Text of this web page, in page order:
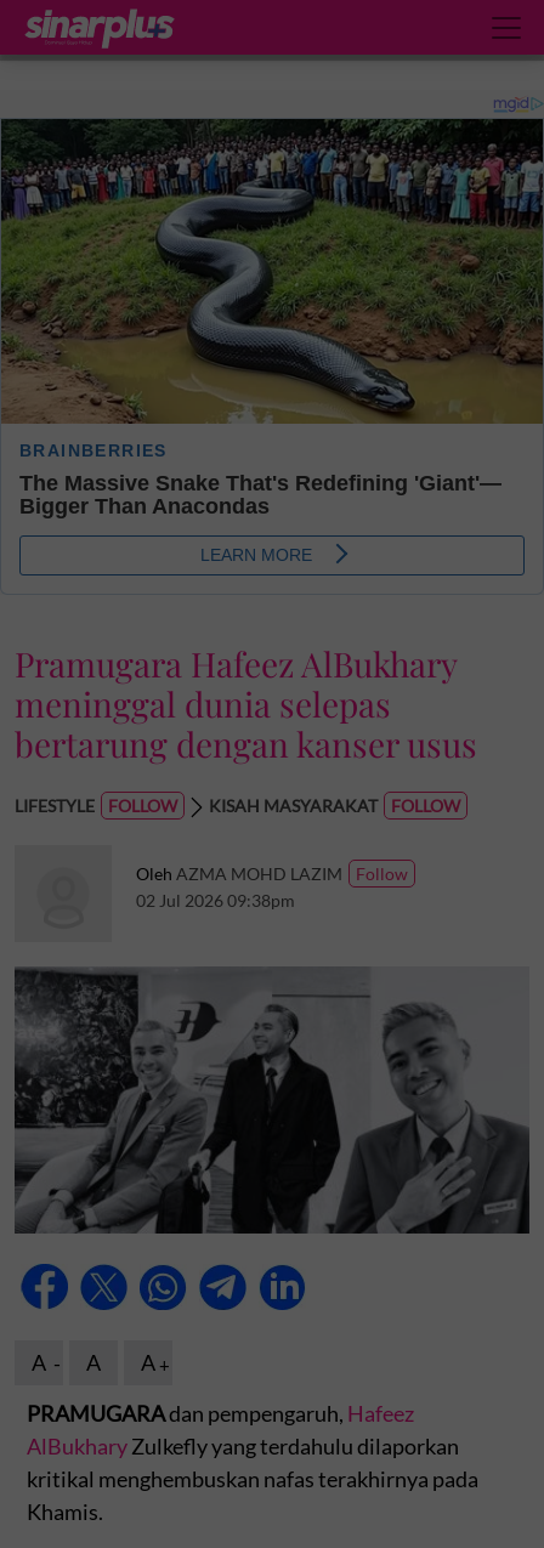
Pramugara Hafeez AlBukhary
meninggal dunia selepas
bertarung dengan kanser usus
LIFESTYLE KISAH MASYARAKAT
Oleh AZMA MOHD LAZIM
02 Jul 2026 09:38pm
A A
A
PRAMUGARAdan pempengaruh, Hafeez
AlBukharyZulkefly yang terdahulu dilaporkan
kritikal menghembuskan nafas terakhirnya pada
Khamis.